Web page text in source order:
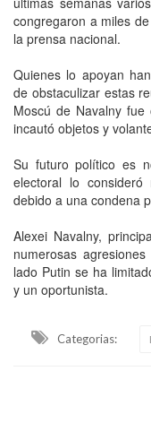
congregaron a miles
la prensa nacional.
Quienes lo apoyan
de obstaculizar estas
Moscú de Navalny
incautó objetos y
Su futuro político es
electoral lo
debido a una condena
Alexei Navalny,
numerosas
lado Putin se ha
y un oportunista.
Categorias: